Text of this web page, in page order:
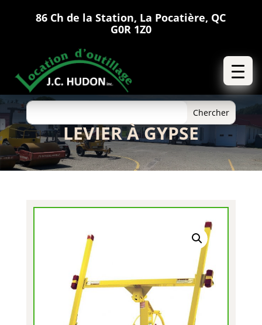
86 Ch de la Station, La Pocatière, QC
G0R 1Z0
LEVIER À GYPSE